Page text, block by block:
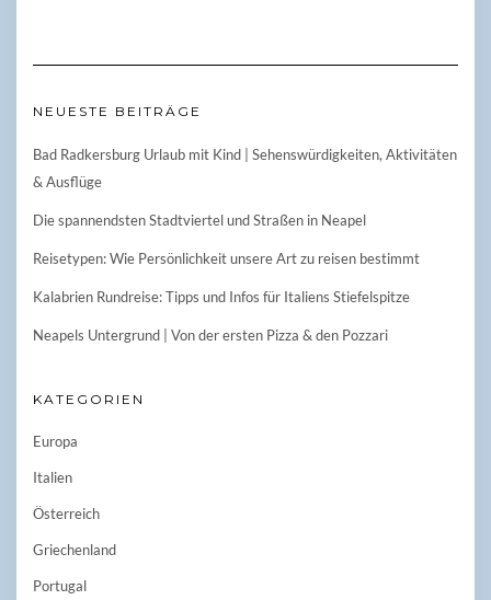
NEUESTE BEITRÄGE
Bad Radkersburg Urlaub mit Kind | Sehenswürdigkeiten, Aktivitäten
& Ausflüge
Die spannendsten Stadtviertel und Straßen in Neapel
Reisetypen: Wie Persönlichkeit unsere Art zu reisen bestimmt
Kalabrien Rundreise: Tipps und Infos für Italiens Stiefelspitze
Neapels Untergrund | Von der ersten Pizza & den Pozzari
KATEGORIEN
Europa
Italien
Österreich
Griechenland
Portugal